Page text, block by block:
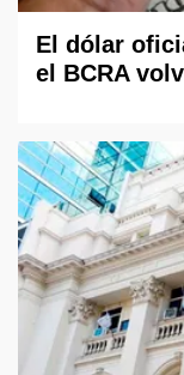
El dólar
el BCRA